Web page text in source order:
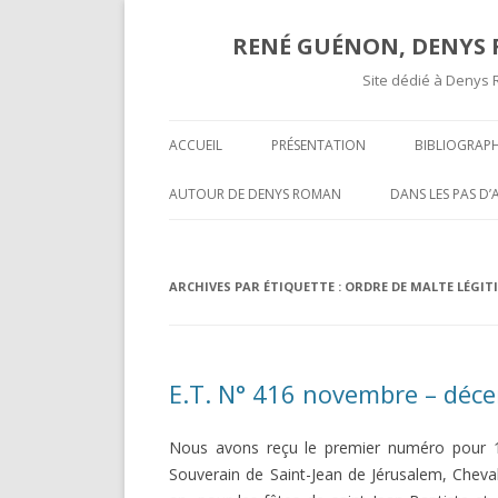
RENÉ GUÉNON,
Site dédié à
ACCUEIL PRÉSENTATION
TEXTES ET
COMPTES
AUTOUR DE DENYS ROMAN
OPÉRATIVITÉ ET MAÇONNERIE
DARKNESS VISIBLE PARTIE 2
DANS LES PAS
MARCEL MAUGY
UNE GROSSIÈRE
RENÉ GUÉNON
MULTITUDE ( II
T-ON ?
ARCHIVES PAR ÉTIQUETTE : ORDRE DE MALTE
E.T. N° 416 novembre –
Nous avons reçu le premier numéro pour
Souverain de Saint-Jean de Jérusalem,